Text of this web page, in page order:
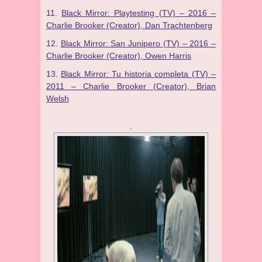
Black Mirror: Playtesting (TV) – 2016 –
Charlie Brooker (Creator), Dan Trachtenberg
Black Mirror: San Junipero (TV) – 2016 –
Charlie Brooker (Creator), Owen Harris
Black Mirror: Tu historia completa (TV) –
2011 – Charlie Brooker (Creator), Brian
Welsh